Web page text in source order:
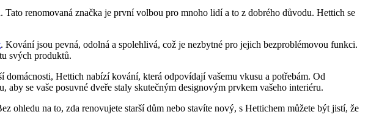
renomovaná značka je první volbou pro mnoho lidí a to z dobrého důvodu. Hettich se
. Kování jsou pevná, odolná a spolehlivá, což je nezbytné pro jejich bezproblémovou funkci.
svých produktů.
Hettich nabízí kování, která odpovídají vašemu vkusu a potřebám. Od
se vaše posuvné dveře staly skutečným designovým prvkem vašeho interiéru.
na to, zda renovujete starší dům nebo stavíte nový, s Hettichem můžete být jistí, že